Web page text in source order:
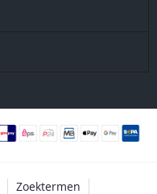
Zoektermen